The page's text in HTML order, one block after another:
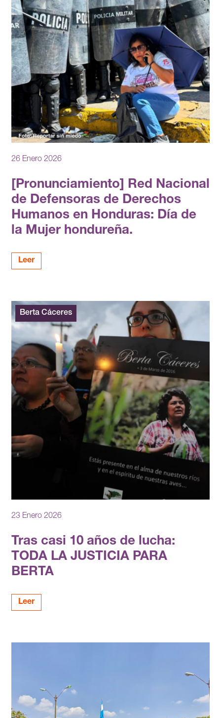
26 Enero 2026
[Pronunciamiento] Red Nacional
de Defensoras de Derechos
Humanos en Honduras: Día de
la Mujer hondureña.
Leer
23 Enero 2026
Tras casi 10 años de lucha:
TODA LA JUSTICIA PARA
BERTA
Leer
Berta Cáceres